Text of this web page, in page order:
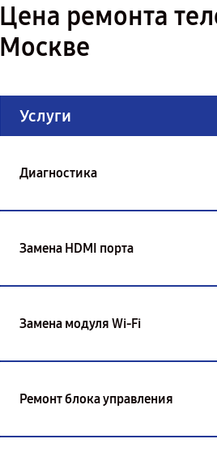
Цена ремонта
Москве
Услуги
Диагностика
Замена HDMI порта
Замена модуля Wi-Fi
Ремонт блока управления